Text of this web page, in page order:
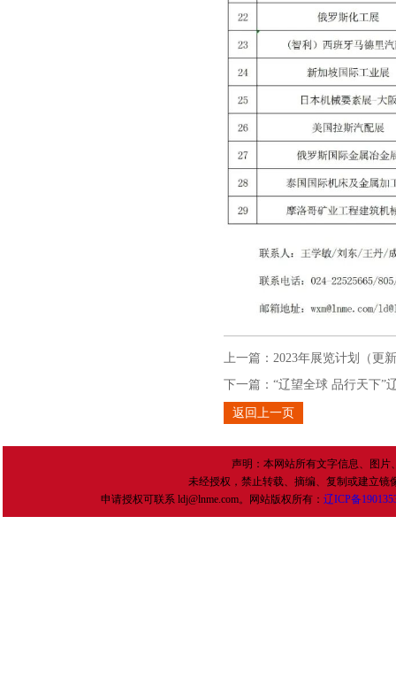
上一篇： 2023年展览计划（更
下一篇： “辽望全球 品行天下”
返回上一页
声明：本网站所有文字信息、图
未经授权，禁止转载、摘编、复制或建立
申请授权可联系 ldj@lnme.com。网站版权所有： 辽ICP备